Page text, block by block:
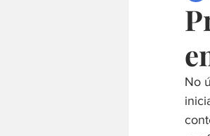
Materias
No